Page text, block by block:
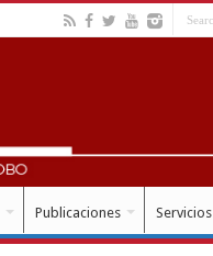
Publicaciones Servicios